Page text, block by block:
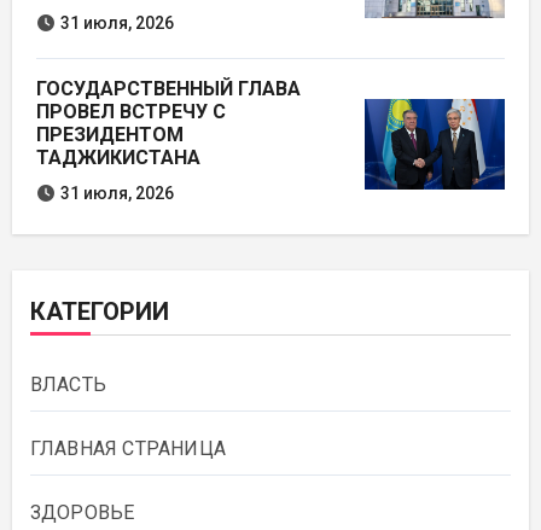
31 июля, 2026
ГОСУДАРСТВЕННЫЙ ГЛАВА
ПРОВЕЛ ВСТРЕЧУ С
ПРЕЗИДЕНТОМ
ТАДЖИКИСТАНА
31 июля, 2026
КАТЕГОРИИ
ВЛАСТЬ
ГЛАВНАЯ СТРАНИЦА
ЗДОРОВЬЕ